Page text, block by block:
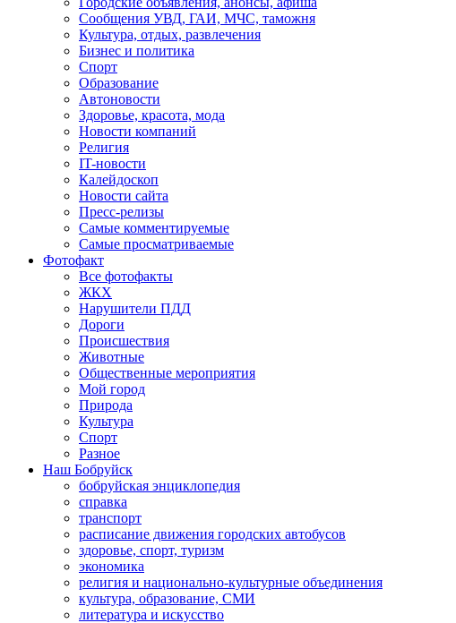
Сообщения УВД, ГАИ, МЧС, таможня
Культура, отдых, развлечения
Бизнес и политика
Спорт
Образование
Автоновости
Здоровье, красота, мода
Новости компаний
Религия
IT-новости
Калейдоскоп
Новости сайта
Пресс-релизы
Самые комментируемые
Самые просматриваемые
Фотофакт
Все фотофакты
ЖКХ
Нарушители ПДД
Дороги
Происшествия
Животные
Общественные мероприятия
Мой город
Природа
Культура
Спорт
Разное
Наш Бобруйск
бобруйская энциклопедия
справка
транспорт
расписание движения городских автобусов
здоровье, спорт, туризм
экономика
религия и национально-культурные объединения
культура, образование, СМИ
литература и искусство